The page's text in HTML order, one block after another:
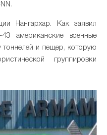
Нангархар. Как заявил
американские военные
тоннелей и пещер, которую
группировки